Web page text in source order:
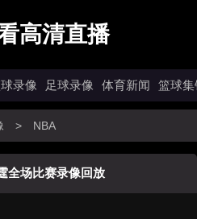
高清直播
录像 足球录像 体育新闻 篮球集
> NBA
全场比赛录像回放